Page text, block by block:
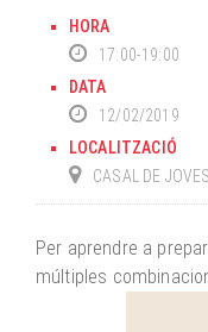
HORA
17:00-19:00
DATA
12/02/2019
LOCALITZACIÓ
CASAL DE
Per aprendre a
múltiples